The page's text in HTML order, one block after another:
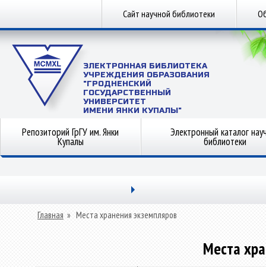
Сайт научной библиотеки
ЭЛЕКТРОННАЯ БИБЛИОТЕКА
УЧРЕЖДЕНИЯ ОБРАЗОВАНИЯ
"ГРОДНЕНСКИЙ
ГОСУДАРСТВЕННЫЙ
УНИВЕРСИТЕТ
ИМЕНИ ЯНКИ КУПАЛЫ"
Репозиторий ГрГУ им. Янки
Купалы
Электронный каталог
библиотеки
Главная » Места хранения экземпляров
Места